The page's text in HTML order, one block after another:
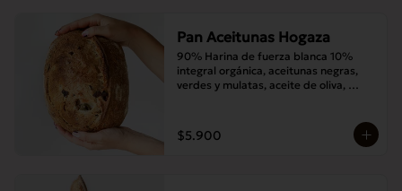
Pan Aceitunas Hogaza
90% Harina de fuerza blanca 10%
integral orgánica, aceitunas negras,
verdes y mulatas, aceite de oliva,
$5.900